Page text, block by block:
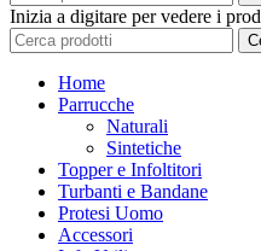
Inizia a digitare per vedere i
Home
Parrucche
Naturali
Sintetiche
Topper e Infoltitori
Turbanti e Bandane
Protesi Uomo
Accessori